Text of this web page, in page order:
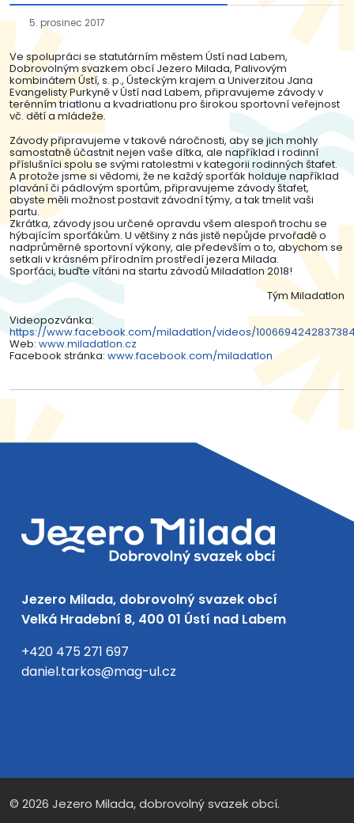
5. prosinec 2017
Ve spolupráci se statutárním městem Ústí nad Labem,
Dobrovolným svazkem obcí Jezero Milada, Palivovým
kombinátem Ústí, s. p., Ústeckým krajem a Univerzitou Jana
Evangelisty Purkyně v Ústí nad Labem, připravujeme závody v
terénním triatlonu a kvadriatlonu pro širokou sportovní veřejnost
vč. dětí a mládeže.
Závody připravujeme v takové náročnosti, aby se jich mohly
samostatně účastnit nejen vaše dítka, ale například i rodinní
příslušníci spolu se svými ratolestmi v kategorii rodinných štafet.
A protože jsme si vědomi, že ne každý sporťák holduje například
plavání či pádlovým sportům, připravujeme závody štafet,
abyste měli možnost postavit závodní týmy, a tak tmelit vaši
partu.
Zkrátka, závody jsou určené opravdu všem alespoň trochu se
hýbajícím sporťákům. U většiny z nás jistě nepůjde prvořadě o
nadprůměrné sportovní výkony, ale především o to, abychom se
setkali v krásném přírodním prostředí jezera Milada.
Sporťáci, buďte vítáni na startu závodů Miladatlon 2018!
Tým Miladatlon
Videopozvánka:
https://www.facebook.com/miladatlon/videos/
Web: www.miladatlon.cz
Facebook stránka: www.facebook.com/miladatlon
Jezero Milada, dobrovolný svazek obcí
Velká Hradební 8, 400 01 Ústí nad Labem
+420 475 271 697
daniel.tarkos@mag-ul.cz
© 2026 Jezero Milada, dobrovolný svazek obcí.